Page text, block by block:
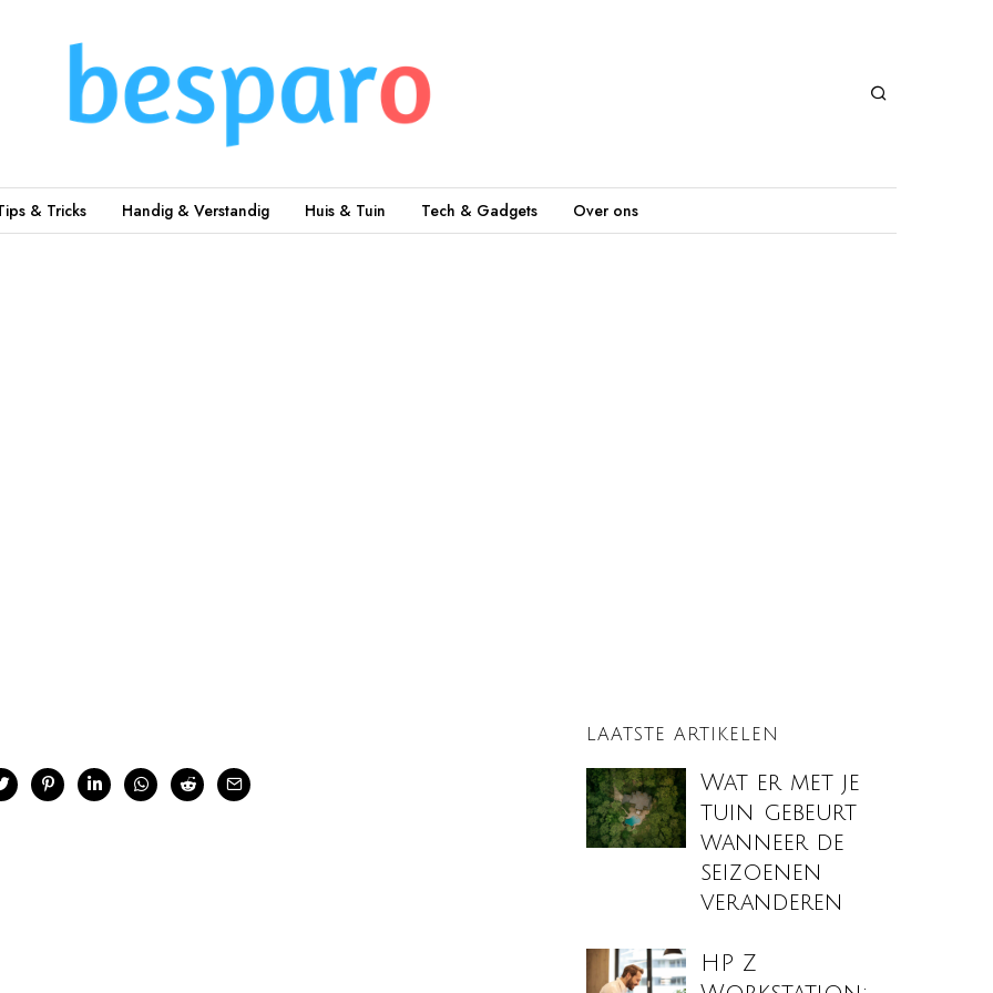
& Tricks Handig & Verstandig Huis & Tuin Tech & Gadgets Over ons
LAATSTE ARTIKELEN
Wat er met je
tuin gebeurt
wanneer de
seizoenen
veranderen
HP Z